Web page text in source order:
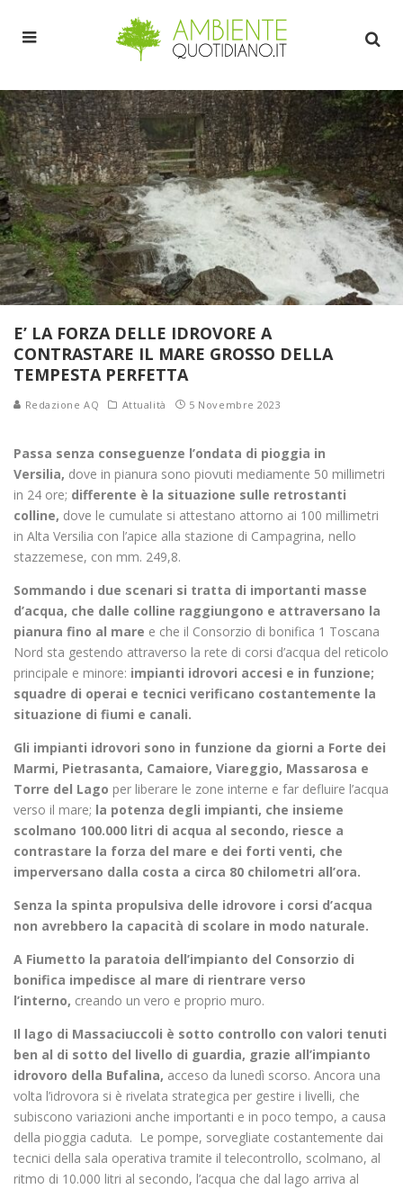
E’ LA FORZA DELLE IDROVORE A
CONTRASTARE IL MARE GROSSO DELLA
TEMPESTA PERFETTA
Redazione AQ Attualità 5 Novembre 2023
Passa senza conseguenze l’ondata di pioggia in
Versilia, dove in pianura sono piovuti mediamente 50 millimetri
in 24 ore; differente è la situazione sulle retrostanti
colline, dove le cumulate si attestano attorno ai 100 millimetri
in Alta Versilia con l’apice alla stazione di Campagrina, nello
stazzemese, con mm. 249,8.
Sommando i due scenari si tratta di importanti masse
d’acqua, che dalle colline raggiungono e attraversano la
pianura fino al mare e che il Consorzio di bonifica 1 Toscana
Nord sta gestendo attraverso la rete di corsi d’acqua del reticolo
principale e minore: impianti idrovori accesi e in funzione;
squadre di operai e tecnici verificano costantemente la
situazione di fiumi e canali.
Gli impianti idrovori sono in funzione da giorni a Forte dei
Marmi, Pietrasanta, Camaiore, Viareggio, Massarosa e
Torre del Lago per liberare le zone interne e far defluire l’acqua
verso il mare; la potenza degli impianti, che insieme
scolmano 100.000 litri di acqua al secondo, riesce a
contrastare la forza del mare e dei forti venti, che
imperversano dalla costa a circa 80 chilometri all’ora.
Senza la spinta propulsiva delle idrovore i corsi d’acqua
non avrebbero la capacità di scolare in modo naturale.
A Fiumetto la paratoia dell’impianto del Consorzio di
bonifica impedisce al mare di rientrare verso
l’interno, creando un vero e proprio muro.
Il lago di Massaciuccoli è sotto controllo con valori tenuti
ben al di sotto del livello di guardia, grazie all’impianto
idrovoro della Bufalina, acceso da lunedì scorso. Ancora una
volta l’idrovora si è rivelata strategica per gestire i livelli, che
subiscono variazioni anche importanti e in poco tempo, a causa
della pioggia caduta. Le pompe, sorvegliate costantemente dai
tecnici della sala operativa tramite il telecontrollo, scolmano, al
ritmo di 10.000 litri al secondo, l’acqua che dal lago arriva al